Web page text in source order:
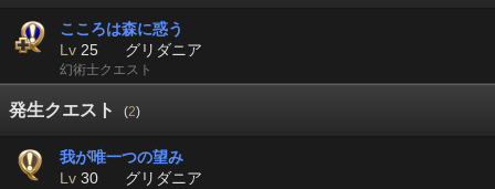
こころは森に惑う
Lv 25 グリダニア
幻術士クエスト
発生クエスト (2)
我が唯一つの望み
Lv 30 グリダニア